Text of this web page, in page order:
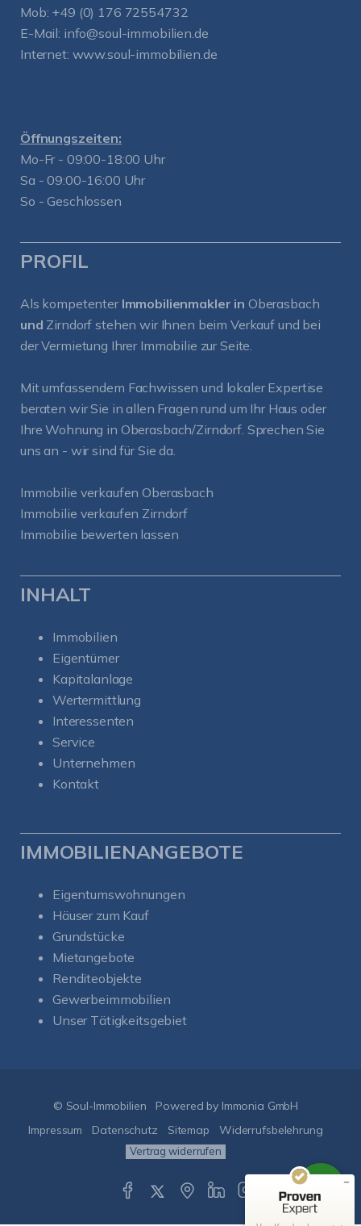
Mob: +49 (0) 176 72554732
E-Mail: info@soul-immobilien.de
Internet: www.soul-immobilien.de
Öffnungszeiten:
Mo-Fr - 09:00-18:00 Uhr
Sa - 09:00-16:00 Uhr
So - Geschlossen
PROFIL
Als kompetenter Immobilienmakler in Oberasbach
und Zirndorf stehen wir Ihnen beim Verkauf und bei
der Vermietung Ihrer Immobilie zur Seite.
Mit umfassendem Fachwissen und lokaler Expertise
beraten wir Sie in allen Fragen rund um Ihr Haus oder
Ihre Wohnung in Oberasbach/Zirndorf. Sprechen Sie
uns an - wir sind für Sie da.
Immobilie verkaufen Oberasbach
Immobilie verkaufen Zirndorf
Immobilie bewerten lassen
INHALT
Immobilien
Eigentümer
Kapitalanlage
Wertermittlung
Interessenten
Service
Unternehmen
Kontakt
IMMOBILIENANGEBOTE
Eigentumswohnungen
Häuser zum Kauf
Grundstücke
Mietangebote
Renditeobjekte
Gewerbeimmobilien
Unser Tätigkeitsgebiet
© Soul-Immobilien
Powered by Immonia GmbH
Impressum
Datenschutz Sitemap Widerrufsbelehrung
Vertrag widerrufen
100
%
ProvenExpert.com
5,00
/
5,00
50
Bewertungen auf
ProvenExpert.com
Bewertungen von
1
anderen Quelle